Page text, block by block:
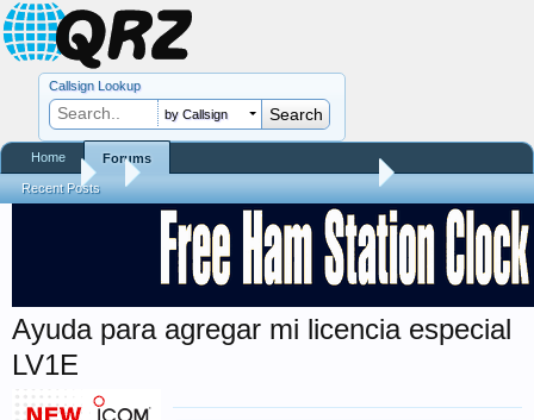
Forums Preguntas y Respuestas sobre QRZ.COM
Ayuda para agregar mi licencia especial
LV1E
Callsign Lookup
by Callsign
Home Forums
Recent Posts